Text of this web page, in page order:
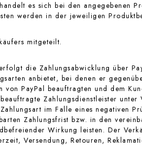
es sich bei den angegebenen
werden in der jeweiligen
mitgeteilt.
die Zahlungsabwicklung über
anbietet, bei denen er
PayPal beauftragten und dem
Zahlungsdienstleister
im Falle eines negativen
Zahlungsfrist bzw. in den
Wirkung leisten. Der
Versendung, Retouren,